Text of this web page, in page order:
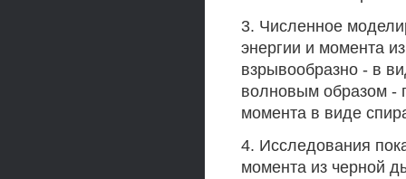
3. Численное
энергии и момента
взрывообразно - в
волновым образом -
момента в виде
4. Исследования
момента из черной